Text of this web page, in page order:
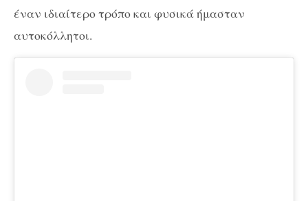
έναν ιδιαίτερο τρόπο και φυσικά ήμασταν
αυτοκόλλητοι.